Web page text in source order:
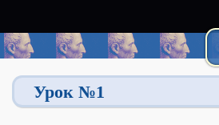
Урок №1